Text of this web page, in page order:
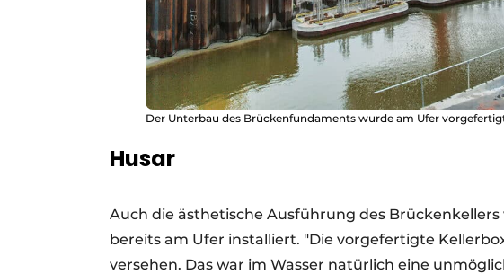
Der Unterbau des Brückenfundaments wurde am Ufer
Husar
Auch die ästhetische Ausführung des
bereits am Ufer installiert. "Die vorgefertigte
versehen. Das war im Wasser natürlich eine